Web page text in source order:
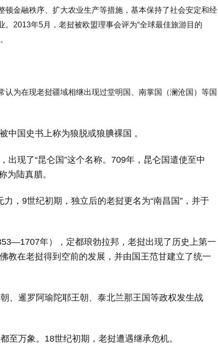
顿金融秩序、扩大农业生产等措施，基本保持了社会安定和经
2013年5月，老挝被欧盟理事会评为“全球最佳旅游目的
认为在现老挝疆域相继出现过堂明国、南掌国（澜沧国）等国
中国史书上称为狼脱或狼腆裸国 。
出现了“昆仑国”这个名称。709年，昆仑国遣使至中
为陆真腊。
，9世纪初期，独立后的老挝更名为“南昌国”，并于
年），定都琅勃拉邦，老挝出现了历史上第一
教在老挝得到空前的发展，并由国王范甘建立了统一
、暹罗阿瑜陀耶王朝、泰北兰那王国等政权发生战
至万象。18世纪初期，老挝遭遇继承危机。